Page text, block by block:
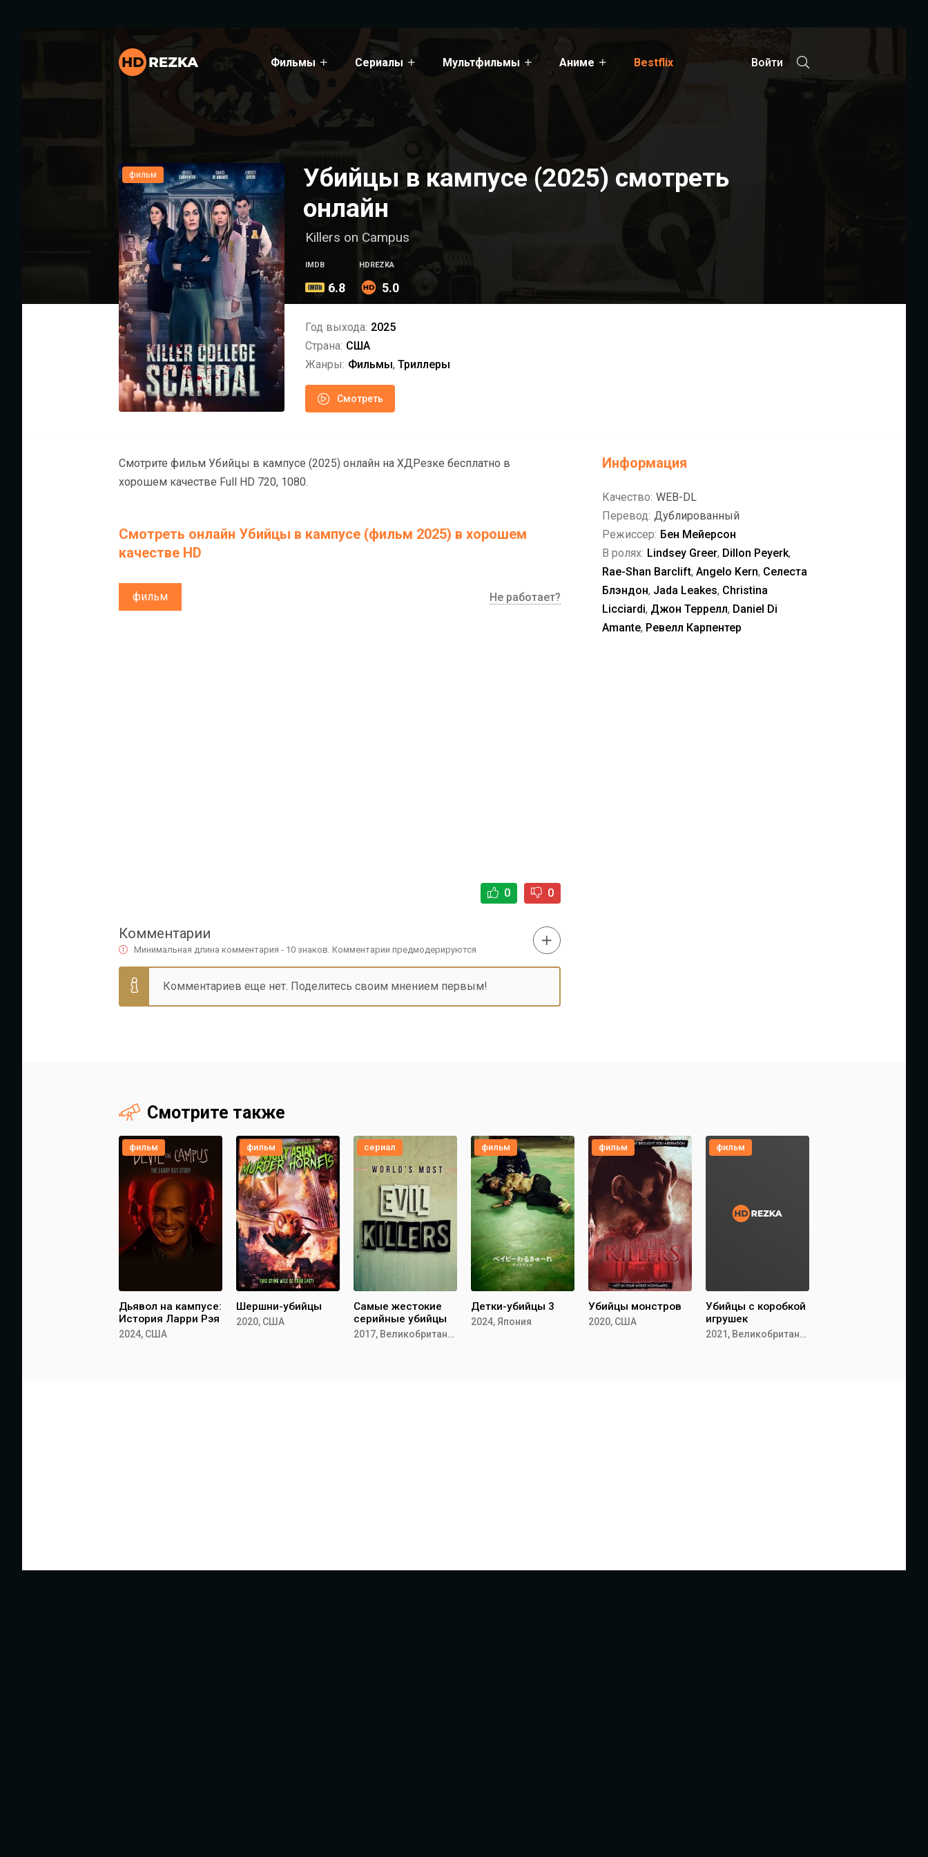
Фильмы Сериалы Мультфильмы Аниме Bestflix Войти
Убийцы в кампусе (2025) смотреть
онлайн
фильм
Killers on Campus
IMDB
6.8
HDREZKA
5.0
Год выхода: 2025
Страна: США
Жанры: Фильмы, Триллеры
Смотреть
Смотрите фильм Убийцы в кампусе (2025) онлайн на ХДРезке бесплатно в
хорошем качестве Full HD 720, 1080.
Смотреть онлайн Убийцы в кампусе (фильм 2025) в хорошем
качестве HD
фильм Не работает?
0 0
Комментарии
Минимальная длина комментария - 10 знаков. Комментарии предмодерируются
Комментариев еще нет. Поделитесь своим мнением первым!
Информация
Качество: WEB-DL
Перевод: Дублированный
Режиссер: Бен Мейерсон
В ролях: Lindsey Greer, Dillon Peyerk,
Rae-Shan Barclift, Angelo Kern, Селеста
Блэндон, Jada Leakes, Christina
Licciardi, Джон Террелл, Daniel Di
Amante, Ревелл Карпентер
Смотрите также
фильм
Дьявол на кампусе:
История Ларри Рэя
2024, США
фильм
Шершни-убийцы
2020, США
сериал
Самые жестокие
серийные убийцы
2017, Великобритания
фильм
Детки-убийцы 3
2024, Япония
фильм
Убийцы монстров
2020, США
фильм
Убийцы с коробкой
игрушек
2021, Великобритания